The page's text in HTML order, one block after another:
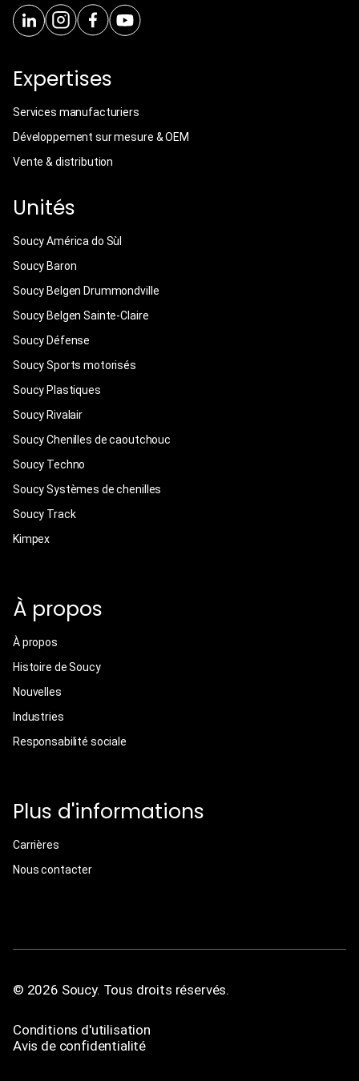
Expertises
Services manufacturiers
Développement sur mesure & OEM
Vente & distribution
Unités
Soucy América do Sùl
Soucy Baron
Soucy Belgen Drummondville
Soucy Belgen Sainte-Claire
Soucy Défense
Soucy Sports motorisés
Soucy Plastiques
Soucy Rivalair
Soucy Chenilles de caoutchouc
Soucy Techno
Soucy Systèmes de chenilles
Soucy Track
Kimpex
À propos
À propos
Histoire de Soucy
Nouvelles
Industries
Responsabilité sociale
Plus d'informations
Carrières
Nous contacter
© 2026 Soucy. Tous droits réservés.
Conditions d'utilisation
Avis de confidentialité